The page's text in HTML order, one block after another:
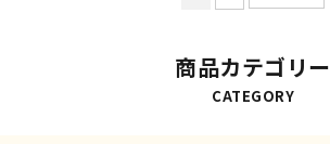
商品カテゴリー
CATEGORY